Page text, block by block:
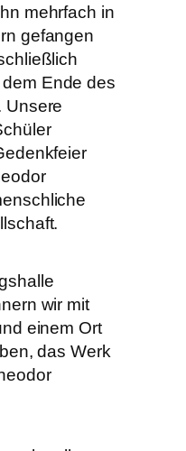
mehrfach in
gefangen
Ende des
Unsere
wir mit
einem Ort
das Werk